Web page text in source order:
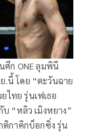
ศึก ONE ลุมพินี
.นี้ โดย “ตะวันฉาย
ไทย รุ่นเฟเธอ
“หลิว เมิงหยาง”
ติกาคิกบ็อกซิ่ง รุ่น